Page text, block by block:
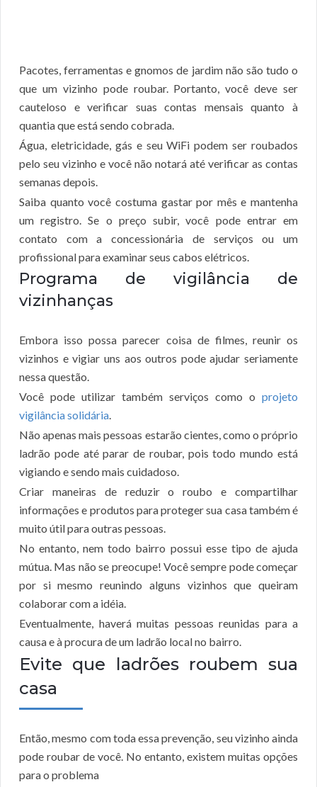
Pacotes, ferramentas e gnomos de jardim não são tudo o
que um vizinho pode roubar. Portanto, você deve ser
cauteloso e verificar suas contas mensais quanto à
quantia que está sendo cobrada.
Água, eletricidade, gás e seu WiFi podem ser roubados
pelo seu vizinho e você não notará até verificar as contas
semanas depois.
Saiba quanto você costuma gastar por mês e mantenha
um registro. Se o preço subir, você pode entrar em
contato com a concessionária de serviços ou um
profissional para examinar seus cabos elétricos.
Programa de vigilância de
vizinhanças
Embora isso possa parecer coisa de filmes, reunir os
vizinhos e vigiar uns aos outros pode ajudar seriamente
nessa questão.
Você pode utilizar também serviços como o projeto
vigilância solidária.
Não apenas mais pessoas estarão cientes, como o próprio
ladrão pode até parar de roubar, pois todo mundo está
vigiando e sendo mais cuidadoso.
Criar maneiras de reduzir o roubo e compartilhar
informações e produtos para proteger sua casa também é
muito útil para outras pessoas.
No entanto, nem todo bairro possui esse tipo de ajuda
mútua. Mas não se preocupe! Você sempre pode começar
por si mesmo reunindo alguns vizinhos que queiram
colaborar com a idéia.
Eventualmente, haverá muitas pessoas reunidas para a
causa e à procura de um ladrão local no bairro.
Evite que ladrões roubem sua
casa
Então, mesmo com toda essa prevenção, seu vizinho ainda
pode roubar de você. No entanto, existem muitas opções
para o problema